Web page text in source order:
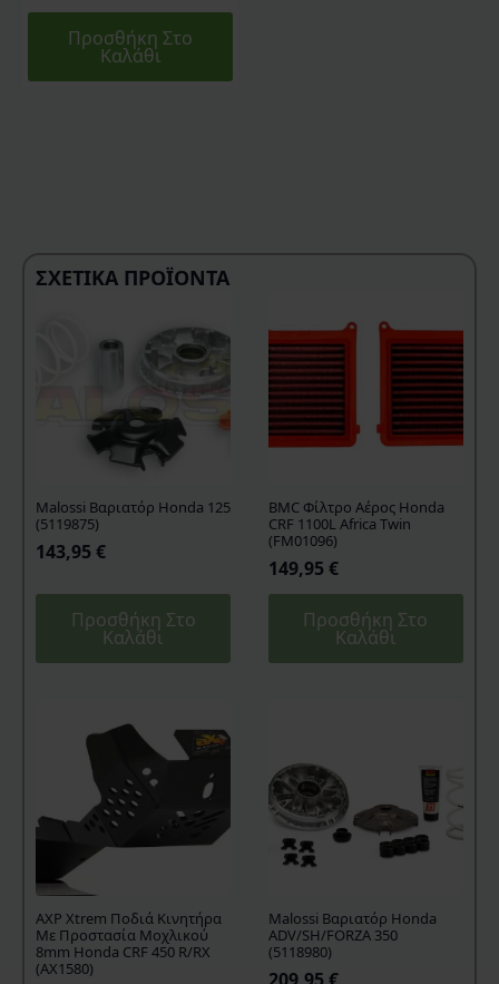
Προσθήκη Στο
Καλάθι
ΣΧΕΤΙΚΆ ΠΡΟΪΌΝΤΑ
Malossi Βαριατόρ Honda 125
(5119875)
143,95 €
Προσθήκη Στο
Καλάθι
BMC Φίλτρο Αέρος Honda
CRF 1100L Africa Twin
(FM01096)
149,95 €
Προσθήκη Στο
Καλάθι
AXP Xtrem Ποδιά Κινητήρα
Με Προστασία Μοχλικού
8mm Honda CRF 450 R/RX
(AX1580)
Malossi Βαριατόρ Honda
ADV/SH/FORZA 350
(5118980)